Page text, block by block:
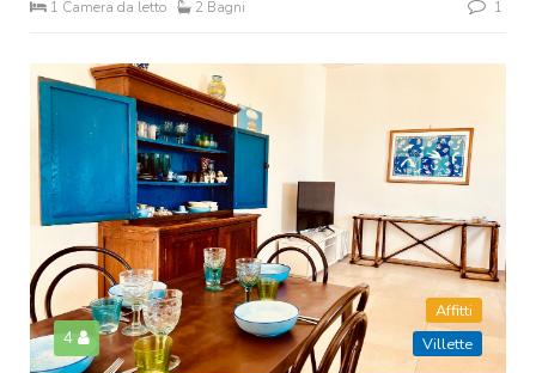
1 Camera da letto 2 Bagni 1
4
Affitti
Villette